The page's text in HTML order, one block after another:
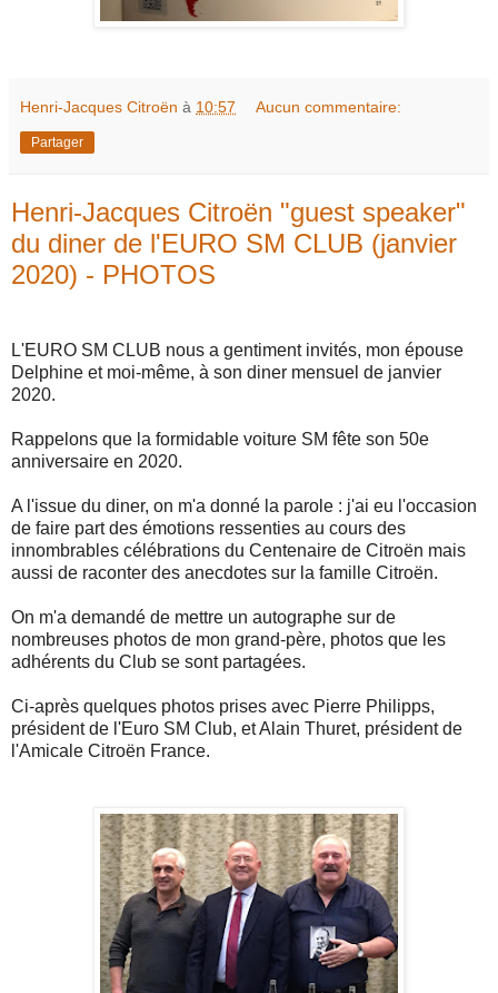
Henri-Jacques Citroën à 10:57 Aucun commentaire:
Partager
Henri-Jacques Citroën "guest speaker"
du diner de l'EURO SM CLUB (janvier
2020) - PHOTOS
L'EURO SM CLUB nous a gentiment invités, mon épouse
Delphine et moi-même, à son diner mensuel de janvier
2020.
Rappelons que la formidable voiture SM fête son 50e
anniversaire en 2020.
A l'issue du diner, on m'a donné la parole : j'ai eu l'occasion
de faire part des émotions ressenties au cours des
innombrables célébrations du Centenaire de Citroën mais
aussi de raconter des anecdotes sur la famille Citroën.
On m'a demandé de mettre un autographe sur de
nombreuses photos de mon grand-père, photos que les
adhérents du Club se sont partagées.
Ci-après quelques photos prises avec Pierre Philipps,
président de l'Euro SM Club, et Alain Thuret, président de
l'Amicale Citroën France.